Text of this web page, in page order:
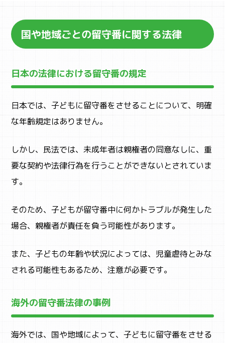
国や地域ごとの留守番に関する法律
日本の法律における留守番の規定
日本では、子どもに留守番をさせることについて、明確
な年齢規定はありません。
しかし、民法では、未成年者は親権者の同意なしに、重
要な契約や法律行為を行うことができないとされていま
す。
そのため、子どもが留守番中に何かトラブルが発生した
場合、親権者が責任を負う可能性があります。
また、子どもの年齢や状況によっては、児童虐待とみな
される可能性もあるため、注意が必要です。
海外の留守番法律の事例
海外では、国や地域によって、子どもに留守番をさせる